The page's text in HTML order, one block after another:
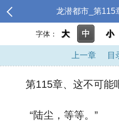
龙潜都市_第115
字体： 大 中 小
上一章 目
第115章、这不可能
“陆尘，等等。”